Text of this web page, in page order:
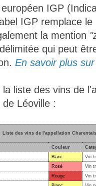
IGP
IGP remplace
la mention
qui peut
En savoir plus
liste des vins de
Léoville :
Liste des vins de l'appellation Charentais
Couleur
Blanc
Vin
Rosé
Vin
Rouge
Vin